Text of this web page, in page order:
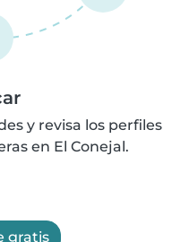
y revisa los perfiles
en El Conejal.
gratis